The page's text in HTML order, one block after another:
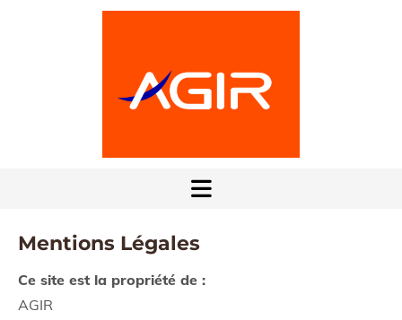
Mentions Légales
Ce site est la propriété de :
AGIR